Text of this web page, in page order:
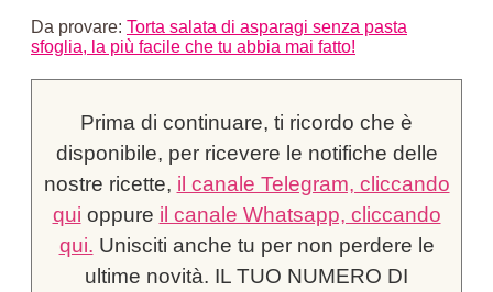
Da provare: Torta salata di asparagi senza pasta
sfoglia, la più facile che tu abbia mai fatto!
Prima di continuare, ti ricordo che è
disponibile, per ricevere le notifiche delle
nostre ricette, il canale Telegram, cliccando
qui oppure il canale Whatsapp, cliccando
qui. Unisciti anche tu per non perdere le
ultime novità. IL TUO NUMERO DI